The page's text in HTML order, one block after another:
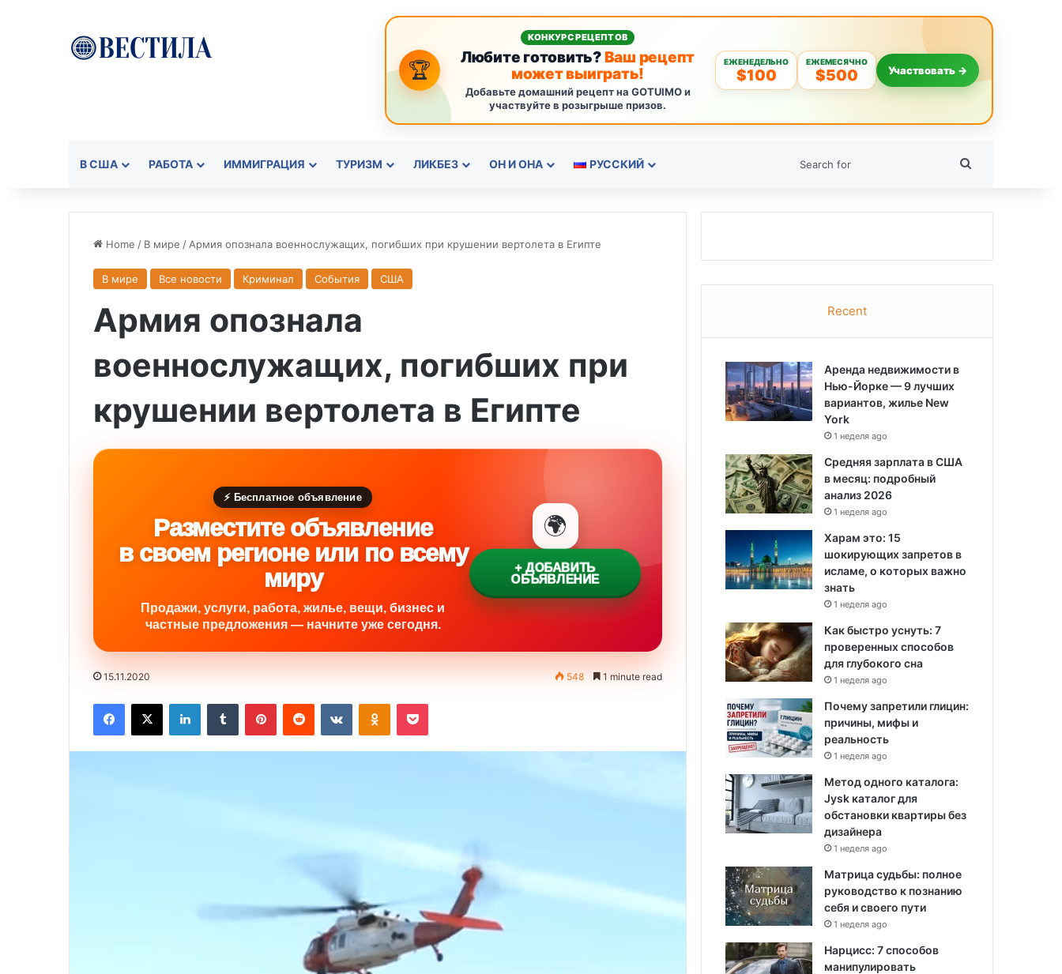
🏆
КОНКУРС РЕЦЕПТОВ
Любите готовить?Ваш рецепт
может выиграть!
Добавьте домашний рецепт на GOTUIMO и
участвуйте в розыгрыше призов.
ЕЖЕНЕДЕЛЬНО
$100
ЕЖЕМЕСЯЧНО
$500 Участвовать →
В США РАБОТА ИММИГРАЦИЯ ТУРИЗМ ЛИКБЕЗ ОН И ОНА РУССКИЙ
Home / В мире / Армия опознала военнослужащих, погибших при крушении вертолета в Египте
В мире Все новости Криминал События США
Армия опознала
военнослужащих, погибших при
крушении вертолета в Египте
⚡ Бесплатное объявление
Разместите объявление
в своем регионе или по всему
миру
Продажи, услуги, работа, жилье, вещи, бизнес и
частные предложения — начните уже сегодня.
🌍
+ ДОБАВИТЬ
ОБЪЯВЛЕНИЕ
15.11.2020 548 1 minute read
Recent
Аренда недвижимости в
Нью-Йорке — 9 лучших
вариантов, жилье New
York
1 неделя ago
Средняя зарплата в США
в месяц: подробный
анализ 2026
1 неделя ago
Харам это: 15
шокирующих запретов в
исламе, о которых важно
знать
1 неделя ago
Как быстро уснуть: 7
проверенных способов
для глубокого сна
1 неделя ago
Почему запретили глицин:
причины, мифы и
реальность
1 неделя ago
Метод одного каталога:
Jysk каталог для
обстановки квартиры без
дизайнера
1 неделя ago
Матрица судьбы: полное
руководство к познанию
себя и своего пути
1 неделя ago
Нарцисс: 7 способов
манипулировать